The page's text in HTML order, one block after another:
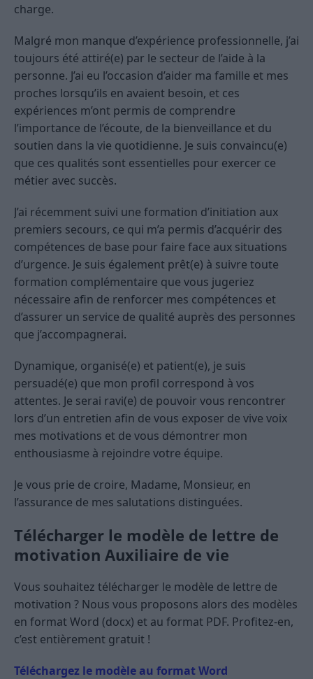
charge.
Malgré mon manque d’expérience professionnelle, j’ai
toujours été attiré(e) par le secteur de l’aide à la
personne. J’ai eu l’occasion d’aider ma famille et mes
proches lorsqu’ils en avaient besoin, et ces
expériences m’ont permis de comprendre
l’importance de l’écoute, de la bienveillance et du
soutien dans la vie quotidienne. Je suis convaincu(e)
que ces qualités sont essentielles pour exercer ce
métier avec succès.
J’ai récemment suivi une formation d’initiation aux
premiers secours, ce qui m’a permis d’acquérir des
compétences de base pour faire face aux situations
d’urgence. Je suis également prêt(e) à suivre toute
formation complémentaire que vous jugeriez
nécessaire afin de renforcer mes compétences et
d’assurer un service de qualité auprès des personnes
que j’accompagnerai.
Dynamique, organisé(e) et patient(e), je suis
persuadé(e) que mon profil correspond à vos
attentes. Je serai ravi(e) de pouvoir vous rencontrer
lors d’un entretien afin de vous exposer de vive voix
mes motivations et de vous démontrer mon
enthousiasme à rejoindre votre équipe.
Je vous prie de croire, Madame, Monsieur, en
l’assurance de mes salutations distinguées.
Télécharger le modèle de lettre de
motivation Auxiliaire de vie
Vous souhaitez télécharger le modèle de lettre de
motivation ? Nous vous proposons alors des modèles
en format Word (docx) et au format PDF. Profitez-en,
c’est entièrement gratuit !
Téléchargez le modèle au format Word